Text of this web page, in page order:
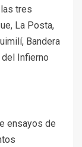
tres
La Posta,
Bandera
del Infierno
ensayos de